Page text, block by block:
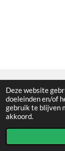
Deze website
doeleinden en/of
gebruik te blijven
akkoord.
Algemene
© 2021 - RC en